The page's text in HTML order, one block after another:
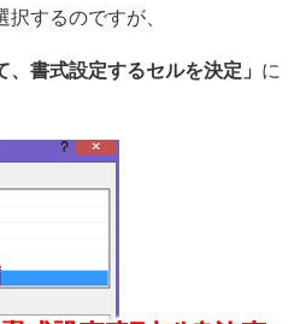
するのですが、
、書式設定するセルを決定」 に